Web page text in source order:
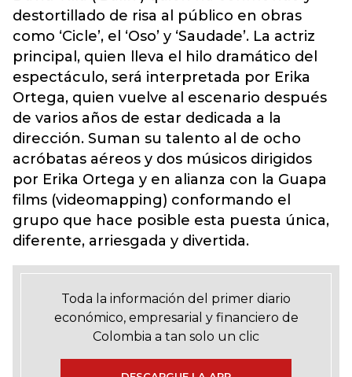
destortillado de risa al público en obras
como ‘Cicle’, el ‘Oso’ y ‘Saudade’. La actriz
principal, quien lleva el hilo dramático del
espectáculo, será interpretada por Erika
Ortega, quien vuelve al escenario después
de varios años de estar dedicada a la
dirección. Suman su talento al de ocho
acróbatas aéreos y dos músicos dirigidos
por Erika Ortega y en alianza con la Guapa
films (videomapping) conformando el
grupo que hace posible esta puesta única,
diferente, arriesgada y divertida.
Toda la información del primer diario
económico, empresarial y financiero de
Colombia a tan solo un clic